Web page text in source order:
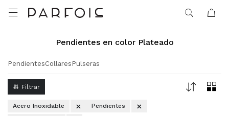

Pendientes en color Plateado
PendientesCollares Pulseras
Acero Inoxidable
Pendientes